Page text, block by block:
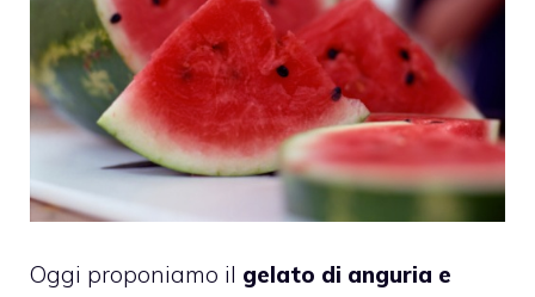
Oggi proponiamo il gelato di anguria e